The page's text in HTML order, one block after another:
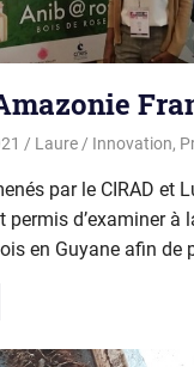
Laure Innovation,
par le CIRAD et
permis d’examiner à
en Guyane afin de